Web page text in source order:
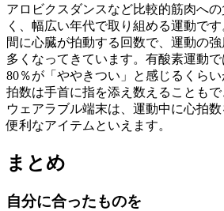
アロビクスダンスなど比較的筋肉へ
く、幅広い年代で取り組める運動で
間に心臓が拍動する回数で、運動の
多くなってきています。有酸素運動
80％が「ややきつい」と感じるくら
拍数は手首に指を添え数えることもで
ウェアラブル端末は、運動中に心拍
便利なアイテムといえます。
まとめ
自分に合ったものを